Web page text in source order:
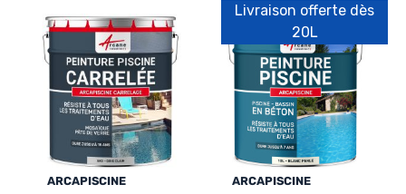
ARCAPISCINE
Livraison offerte dès
20L
ARCAPISCINE